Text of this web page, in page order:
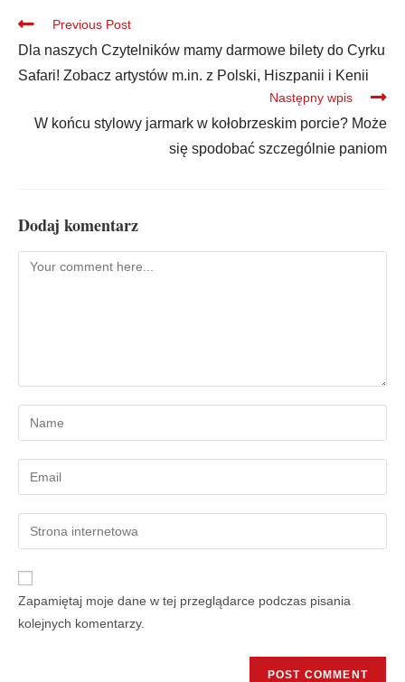
Previous Post
Dla naszych Czytelników mamy darmowe bilety do Cyrku
Safari! Zobacz artystów m.in. z Polski, Hiszpanii i Kenii
Następny wpis
W końcu stylowy jarmark w kołobrzeskim porcie? Może
się spodobać szczególnie paniom
Dodaj komentarz
Zapamiętaj moje dane w tej przeglądarce podczas pisania
kolejnych komentarzy.